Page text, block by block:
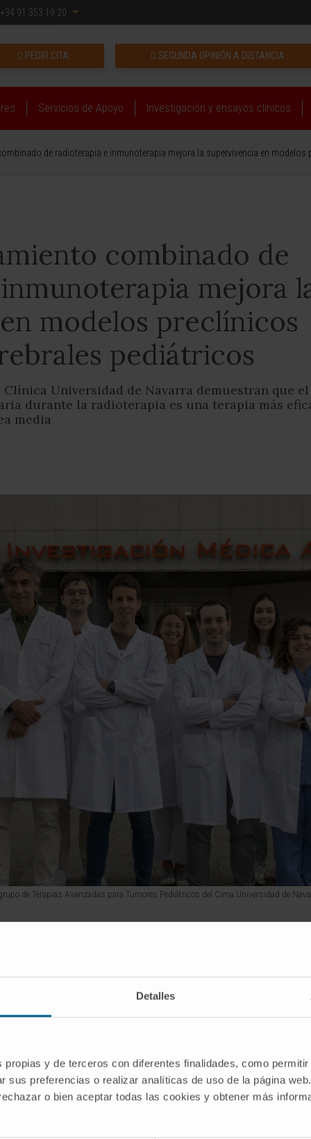
Detalles
propias y de terceros con diferentes finalidades, como
sus preferencias o realizar analíticas de uso de la página
o bien aceptar todas las cookies y obtener más
+34 91 353 19 20
SEGUNDA OPINIÓN A DISTANCIA
PEDIR CITA
Servicios de Apoyo Investigación y ensayos clínicos
de radioterapia e inmunoterapia mejora la supervivencia en
combinado de
mejora
modelos preclínicos
pediátricos
Universidad de Navarra demuestran que el
durante la radioterapia es una terapia más
media
de Terapias Avanzadas para Tumores Pediátricos del Cima Universidad de
Universidad de Navarra han desarrollado un
con los tumores cerebrales pediátricos más
(DMG)
de los avances en el conocimiento genómico y del
los resultados en los pacientes siguen siendo
demostró queel bloqueo de una molécula
en este tipo de glioma
(que es el tratamiento estándar para estos